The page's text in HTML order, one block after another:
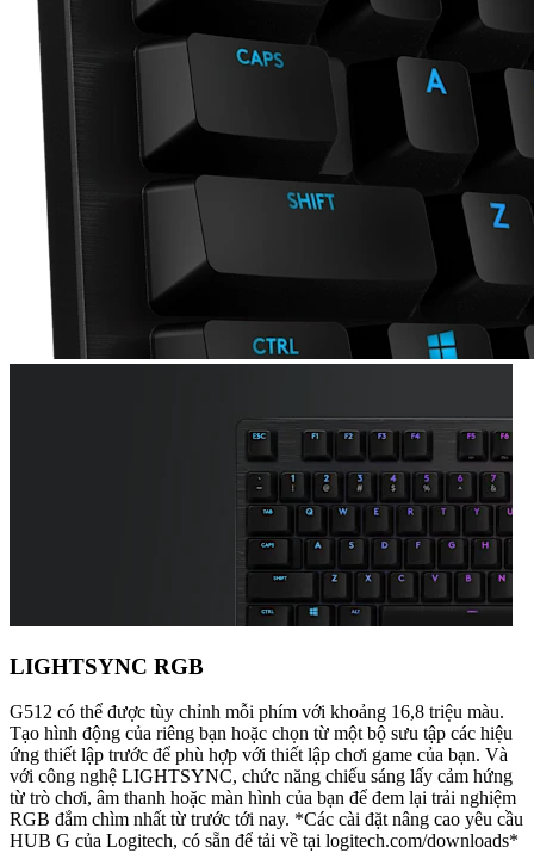
LIGHTSYNC RGB
G512 có thể được tùy chỉnh mỗi phím với khoảng 16,8 triệu màu.
Tạo hình động của riêng bạn hoặc chọn từ một bộ sưu tập các hiệu
ứng thiết lập trước để phù hợp với thiết lập chơi game của bạn. Và
với công nghệ LIGHTSYNC, chức năng chiếu sáng lấy cảm hứng
từ trò chơi, âm thanh hoặc màn hình của bạn để đem lại trải nghiệm
RGB đắm chìm nhất từ trước tới nay. *Các cài đặt nâng cao yêu cầu
HUB G của Logitech, có sẵn để tải về tại logitech.com/downloads*